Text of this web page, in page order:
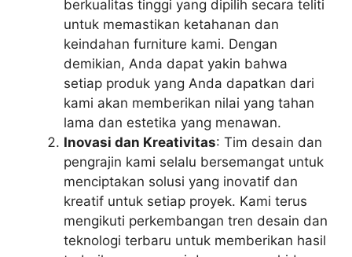
berkualitas tinggi yang dipilih secara teliti
untuk memastikan ketahanan dan
keindahan furniture kami. Dengan
demikian, Anda dapat yakin bahwa
setiap produk yang Anda dapatkan dari
kami akan memberikan nilai yang tahan
lama dan estetika yang menawan.
Inovasi dan Kreativitas: Tim desain dan
pengrajin kami selalu bersemangat untuk
menciptakan solusi yang inovatif dan
kreatif untuk setiap proyek. Kami terus
mengikuti perkembangan tren desain dan
teknologi terbaru untuk memberikan hasil